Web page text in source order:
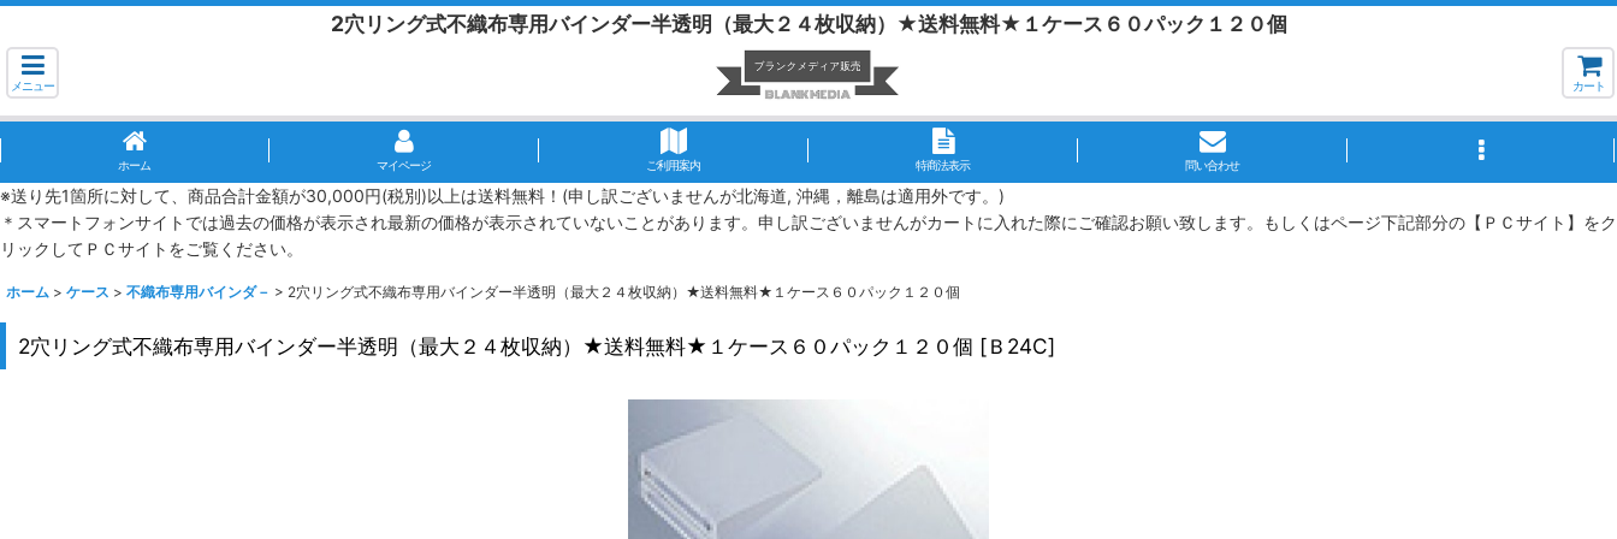
2穴リング式不織布専用バインダー半透明（最大２４枚収納）★送料無料★１ケース６０パック１２０個
メニュー カート
ホーム マイページ ご利用案内 特商法表示 問い合わせ
※送り先1箇所に対して、商品合計金額が30,000円(税別)以上は送料無料！(申し訳ございませんが北海道, 沖縄，離島は適用外です。)
＊スマートフォンサイトでは過去の価格が表示され最新の価格が表示されていないことがあります。申し訳ございませんがカートに入れた際にご確認お願い致します。もしくはページ下記部分の【ＰＣサイト】をク
リックしてＰＣサイトをご覧ください。
ホーム > ケース > 不織布専用バインダ－ > 2穴リング式不織布専用バインダー半透明（最大２４枚収納）★送料無料★１ケース６０パック１２０個
2穴リング式不織布専用バインダー半透明（最大２４枚収納）★送料無料★１ケース６０パック１２０個 [Ｂ24C]